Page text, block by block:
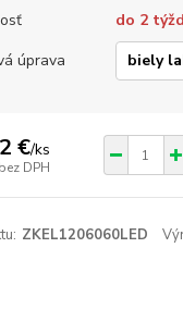
do 2
úprava
€/ks
bez DPH
ZKEL1206060LED